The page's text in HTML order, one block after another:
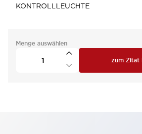
KONTROLLLEUCHTE
Menge auswählen
zum Zitat